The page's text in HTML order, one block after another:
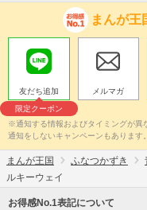
まんが王
友だち追加
限定クーポン
メルマガ
※通知する情報およびタイミングが異
通知をしないキャンペーンもあります
まんが王国 ふなつかずき
ルキーウェイ
お得感No.1表記について